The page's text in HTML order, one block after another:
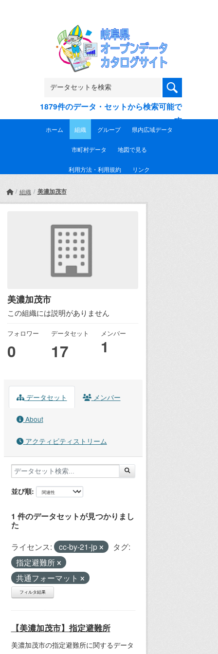
1879件のデータ・セットから検索可能で
す
ホーム 組織 グループ 県内広域データ
市町村データ 地図で見る
利用方法・利用規約 リンク
組織 美濃加茂市
美濃加茂市
この組織には説明がありません
フォロワー
0
データセット
17
メンバー
1
データセット メンバー
About
アクティビティストリーム
並び順
1 件のデータセットが見つかりまし
た
ライセンス: cc-by-21-jp
タグ:
指定避難所
共通フォーマット
フィルタ結果
【美濃加茂市】指定避難所
美濃加茂市の指定避難所に関するデータ